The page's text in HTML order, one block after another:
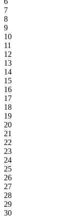
7
8
9
10
11
12
13
14
15
16
17
18
19
20
21
22
23
24
25
26
27
28
29
30